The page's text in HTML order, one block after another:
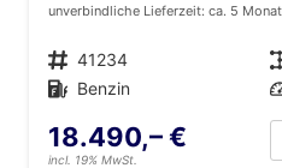
unverbindliche Lieferzeit: ca. 5
Fahrzeugnr. 41234
Kraftstoff Benzin
18.490,– €
incl. 19% MwSt.